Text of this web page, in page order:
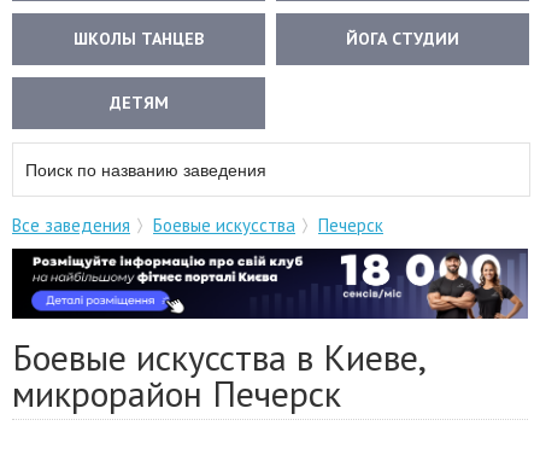
ШКОЛЫ ТАНЦЕВ ЙОГА СТУДИИ
ДЕТЯМ
Все заведения Боевые искусства Печерск
Боевые искусства в Киеве,
микрорайон Печерск